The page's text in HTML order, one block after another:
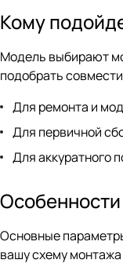
Кому
Модель выбирают
подобрать
Для ремонта и
Для первичной
Для аккуратного
Основные
вашу схему